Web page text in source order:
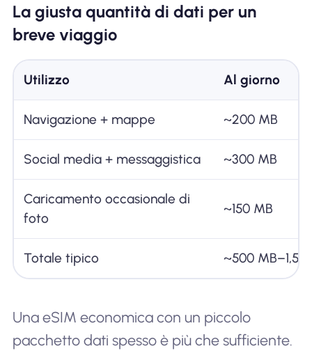
La giusta quantità di dati per un
breve viaggio
Utilizzo Al giorno
Navigazione + mappe ~200 MB
Social media + messaggistica ~300 MB
Caricamento occasionale di
foto
~150 MB
Totale tipico ~500 MB–1,5
Una eSIM economica con un piccolo
pacchetto dati spesso è più che sufficiente.